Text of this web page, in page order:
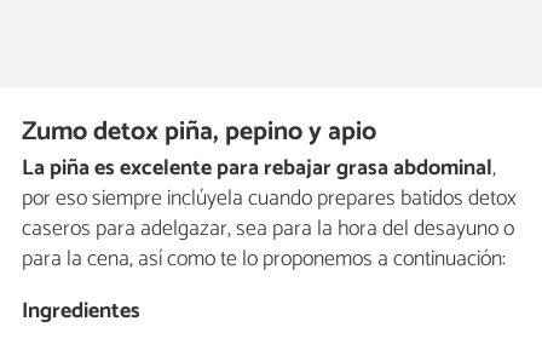
Zumo detox piña, pepino y apio
La piña es excelente para rebajar grasa abdominal,
por eso siempre inclúyela cuando prepares batidos detox
caseros para adelgazar, sea para la hora del desayuno o
para la cena, así como te lo proponemos a continuación:
Ingredientes